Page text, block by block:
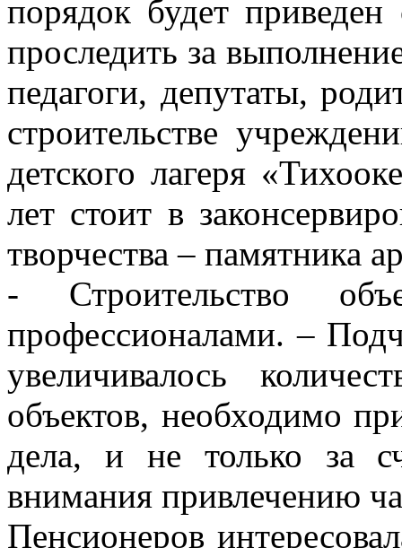
порядок будет приведен
проследить за
педагоги, депутаты,
строительстве
детского лагеря
лет стоит в
творчества – памятника
- Строительство
профессионалами. –
увеличивалось
объектов, необходимо
дела, и не только за
внимания привлечению
Пенсионеров